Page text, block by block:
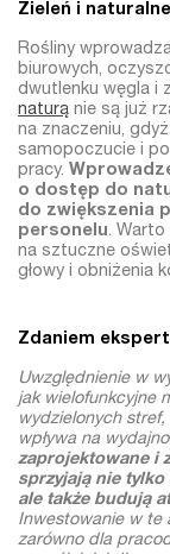
Zieleń i
Rośliny
biurowych,
dwutlenku węgla i
naturą nie są już
na znaczeniu,
samopoczucie i
pracy.
o dostęp do
do zwiększenia
personelu. Warto
na sztuczne
głowy i obniżenia
Zdaniem
Uwzględnienie w
jak wielofunkcyjne
wydzielonych stref,
wpływa na
zaprojektowane i
sprzyjają nie
ale także budują
Inwestowanie w te
zarówno dla